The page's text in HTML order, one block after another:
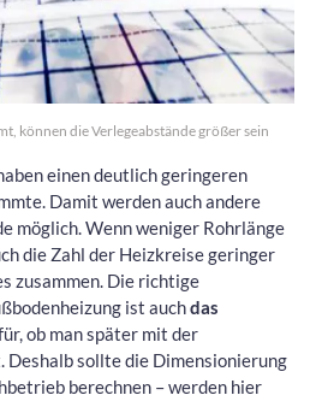
können die Verlegeabstände größer sein
einen deutlich geringeren
Damit werden auch andere
möglich. Wenn weniger Rohrlänge
die Zahl der Heizkreise geringer
zusammen. Die richtige
ist auchdas
ob man später mit der
sollte die Dimensionierung
berechnen – werden hier